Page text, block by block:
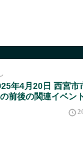
年4月20日 西宮
前後の関連イベン